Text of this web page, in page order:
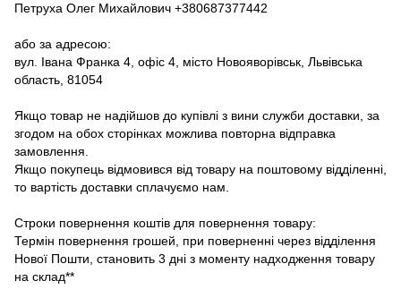
Петруха Олег Михайлович +380687377442
або за адресою:
вул. Івана Франка 4, офіс 4, місто Новояворівськ, Львівська
область, 81054
Якщо товар не надійшов до купівлі з вини служби доставки, за
згодом на обох сторінках можлива повторна відправка
замовлення.
Якщо покупець відмовився від товару на поштовому відділенні,
то вартість доставки сплачуємо нам.
Строки повернення коштів для повернення товару:
Термін повернення грошей, при поверненні через відділення
Нової Пошти, становить 3 дні з моменту надходження товару
на склад**